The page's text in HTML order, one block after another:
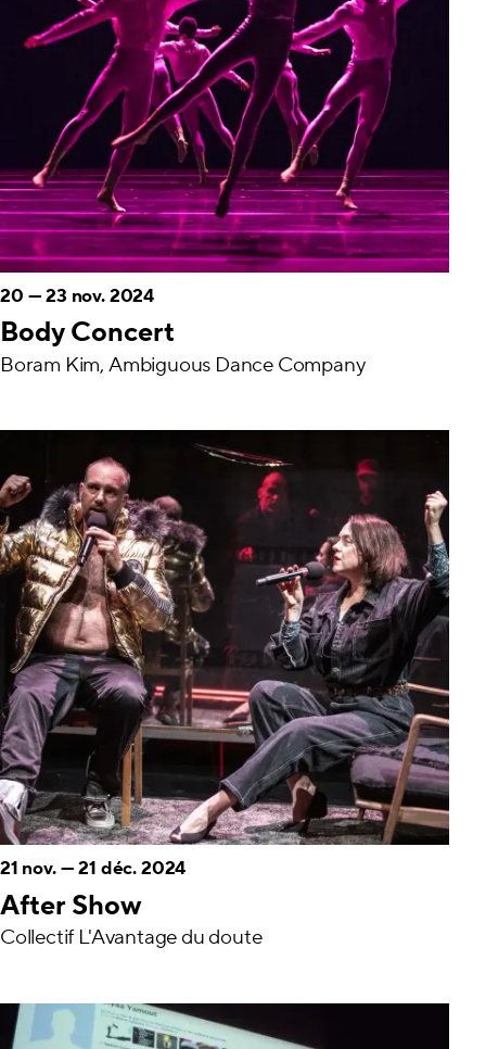
Body Concert
20 —23 nov. 2024
Boram Kim, Ambiguous Dance Company
After Show
21 nov.—21 déc. 2024
Collectif L'Avantage du doute